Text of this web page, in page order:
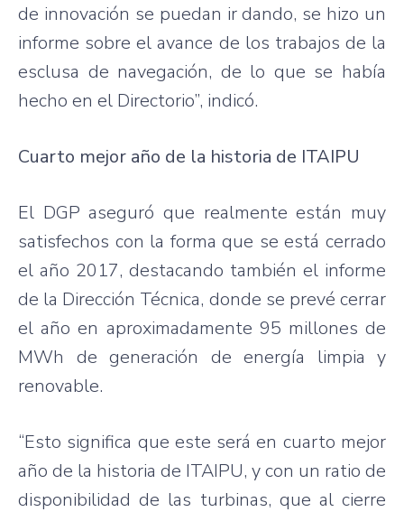
de innovación se puedan ir dando, se hizo un
informe sobre el avance de los trabajos de la
esclusa de navegación, de lo que se había
hecho en el Directorio”, indicó.
Cuarto mejor año de la historia de ITAIPU
El DGP aseguró que realmente están muy
satisfechos con la forma que se está cerrado
el año 2017, destacando también el informe
de la Dirección Técnica, donde se prevé cerrar
el año en aproximadamente 95 millones de
MWh de generación de energía limpia y
renovable.
“Esto significa que este será en cuarto mejor
año de la historia de ITAIPU, y con un ratio de
disponibilidad de las turbinas, que al cierre